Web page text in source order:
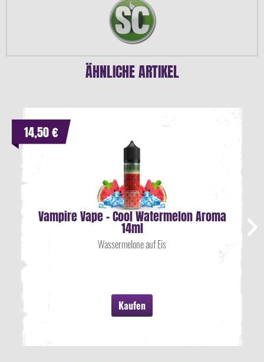
ÄHNLICHE ARTIKEL
Vampire Vape - Cool Watermelon Aroma
14ml
Wassermelone auf Eis
Kaufen
14,50 €